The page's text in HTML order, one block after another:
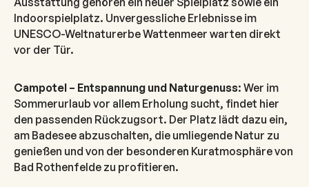
Indoorspielplatz. Unvergessliche Erlebnisse im
UNESCO-Weltnaturerbe Wattenmeer warten direkt
vor der Tür.
Campotel – Entspannung und Naturgenuss: Wer im
Sommerurlaub vor allem Erholung sucht, findet hier
den passenden Rückzugsort. Der Platz lädt dazu ein,
am Badesee abzuschalten, die umliegende Natur zu
genießen und von der besonderen Kuratmosphäre von
Bad Rothenfelde zu profitieren.